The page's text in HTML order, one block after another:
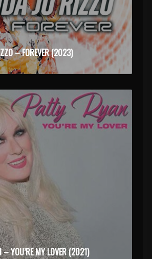
– FOREVER (2023)
– YOU’RE MY LOVER (2021)